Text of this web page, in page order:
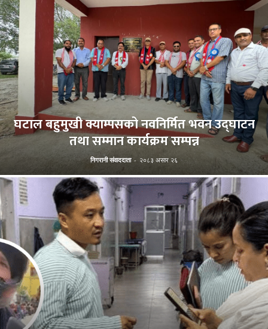
घटाल बहुमुखी क्याम्पसको नवनिर्मित भवन उद्घाटन
तथा सम्मान कार्यक्रम सम्पन्न
निगरानी संवाददाता - २०८३ असार २६